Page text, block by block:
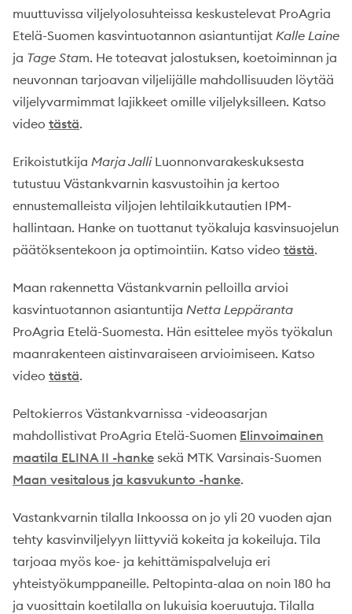
muuttuvissa viljelyolosuhteissa keskustelevat ProAgria
Etelä-Suomen kasvintuotannon asiantuntijat Kalle Laine
ja Tage Stam. He toteavat jalostuksen, koetoiminnan ja
neuvonnan tarjoavan viljelijälle mahdollisuuden löytää
viljelyvarmimmat lajikkeet omille viljelyksilleen. Katso
video tästä.
Erikoistutkija Marja JalliLuonnonvarakeskuksesta
tutustuu Västankvarnin kasvustoihin ja kertoo
ennustemalleista viljojen lehtilaikkutautien IPM-
hallintaan. Hanke on tuottanut työkaluja kasvinsuojelun
päätöksentekoon ja optimointiin. Katso video tästä.
Maan rakennetta Västankvarnin pelloilla arvioi
kasvintuotannon asiantuntija Netta Leppäranta
ProAgria Etelä-Suomesta. Hän esittelee myös työkalun
maanrakenteen aistinvaraiseen arvioimiseen. Katso
video tästä.
Peltokierros Västankvarnissa -videoasarjan
mahdollistivat ProAgria Etelä-Suomen Elinvoimainen
maatila ELINA II -hanke sekä MTK Varsinais-Suomen
Maan vesitalous ja kasvukunto -hanke.
Vastankvarnin tilalla Inkoossa on jo yli 20 vuoden ajan
tehty kasvinviljelyyn liittyviä kokeita ja kokeiluja. Tila
tarjoaa myös koe- ja kehittämispalveluja eri
yhteistyökumppaneille. Peltopinta-alaa on noin 180 ha
ja vuosittain koetilalla on lukuisia koeruutuja. Tilalla